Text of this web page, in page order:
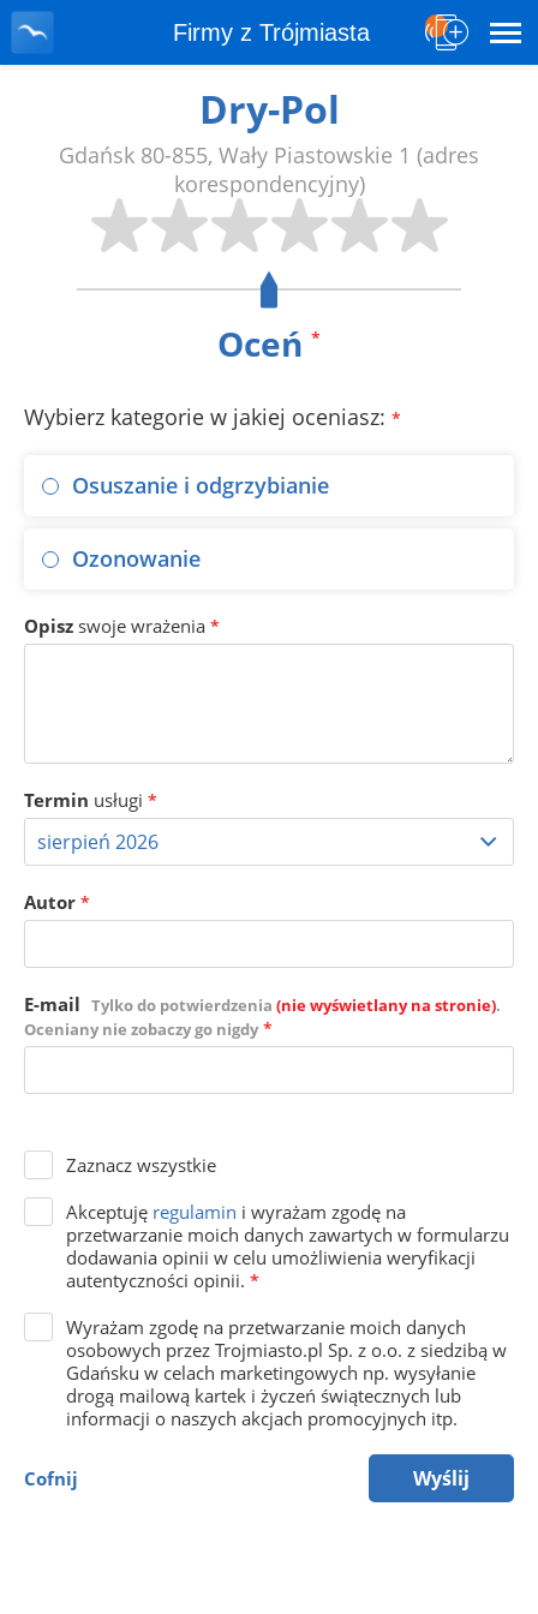
Firmy z Trójmiasta
Dry-Pol
Gdańsk 80-855, Wały Piastowskie 1 (adres
korespondencyjny)
Oceń *
Wybierz kategorie w jakiej oceniasz: *
Osuszanie i odgrzybianie
Ozonowanie
Opisz swoje wrażenia *
Termin usługi *
Autor *
E-mail Tylko do potwierdzenia (nie wyświetlany na stronie).
Oceniany nie zobaczy go nigdy *
Zaznacz wszystkie
Akceptuję regulamin i wyrażam zgodę na
przetwarzanie moich danych zawartych w formularzu
dodawania opinii w celu umożliwienia weryfikacji
autentyczności opinii. *
Wyrażam zgodę na przetwarzanie moich danych
osobowych przez Trojmiasto.pl Sp. z o.o. z siedzibą w
Gdańsku w celach marketingowych np. wysyłanie
drogą mailową kartek i życzeń świątecznych lub
informacji o naszych akcjach promocyjnych itp.
Cofnij Wyślij